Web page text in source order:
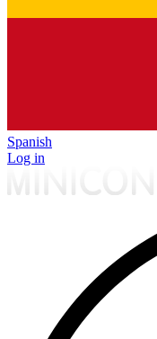
Spanish
Log in